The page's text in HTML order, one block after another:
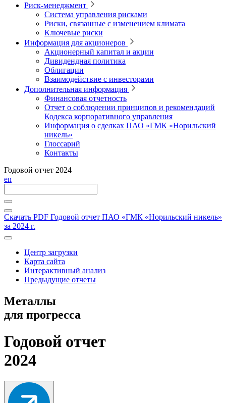
Риск-менеджмент
Система управления рисками
Риски, связанные с изменением климата
Ключевые риски
Информация для акционеров
Акционерный капитал и акции
Дивидендная политика
Облигации
Взаимодействие с инвесторами
Дополнительная информация
Финансовая отчетность
Отчет о соблюдении принципов и рекомендаций
Кодекса корпоративного управления
Информация о сделках ПАО «ГМК «Норильский
никель»
Глоссарий
Контакты
Годовой отчет 2024
en
Скачать PDF Годовой отчет ПАО «ГМК «Норильский никель»
за 2024 г.
Центр загрузки
Карта сайта
Интерактивный анализ
Предыдущие отчеты
Металлы
для прогресса
Годовой отчет
2024